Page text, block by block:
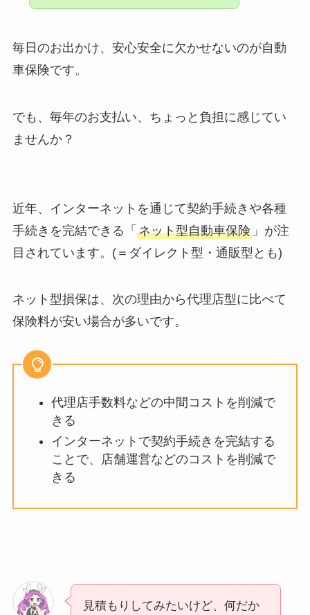
毎日のお出かけ、安心安全に欠かせないのが自動
車保険です。
でも、毎年のお支払い、ちょっと負担に感じてい
ませんか？
近年、インターネットを通じて契約手続きや各種
手続きを完結できる「 ネット型自動車保険」が注
目されています。(＝ダイレクト型・通販型とも)
ネット型損保は、次の理由から代理店型に比べて
保険料が安い場合が多いです。
代理店手数料などの中間コストを削減で
きる
インターネットで契約手続きを完結する
ことで、店舗運営などのコストを削減で
きる
見積もりしてみたいけど、何だか